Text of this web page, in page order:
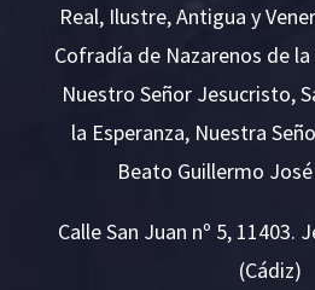
Real, Ilustre, Antigua y
Cofradía de Nazarenos de
Nuestro Señor Jesucristo,
la Esperanza, Nuestra
Beato Guillermo
Calle San Juan nº 5, 11403.
(Cádiz)